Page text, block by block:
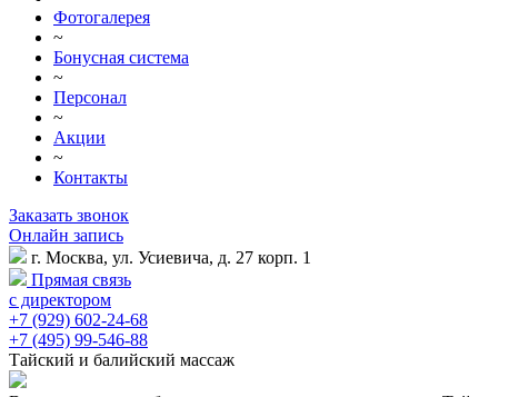
Фотогалерея
~
Бонусная система
~
Персонал
~
Акции
~
Контакты
Заказать звонок
Онлайн запись
г. Москва, ул. Усиевича, д. 27 корп. 1
Прямая связь
с директором
+7 (929) 602-24-68
+7 (495) 99-546-88
Тайский и балийский массаж